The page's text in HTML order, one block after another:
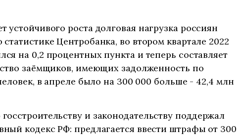
устойчивого роста долговая нагрузка россиян
Центробанка, во втором квартале 2022
на 0,2 процентных пункта и теперь составляет
заёмщиков, имеющих задолженность по
в апреле было на 300 000 больше - 42,4 млн
и законодательству поддержал
кодекс РФ: предлагается ввести штрафы от 300